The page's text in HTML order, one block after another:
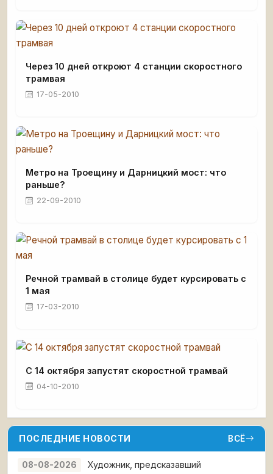
Через 10 дней откроют 4 станции скоростного
трамвая
17-05-2010
Метро на Троещину и Дарницкий мост: что
раньше?
22-09-2010
Речной трамвай в столице будет курсировать с
1 мая
17-03-2010
С 14 октября запустят скоростной трамвай
04-10-2010
ПОСЛЕДНИЕ НОВОСТИ ВСЁ
08-08-2026
Художник, предсказавший